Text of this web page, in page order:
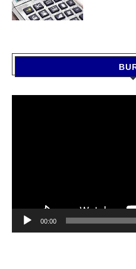
00:00